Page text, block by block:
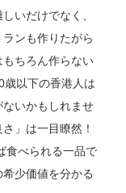
いだけでなく、
ンも作りたがら
ちろん作らない
歳以下の香港人は
いかもしれませ
」は一目瞭然！
食べられる一品で
少価値を分かる